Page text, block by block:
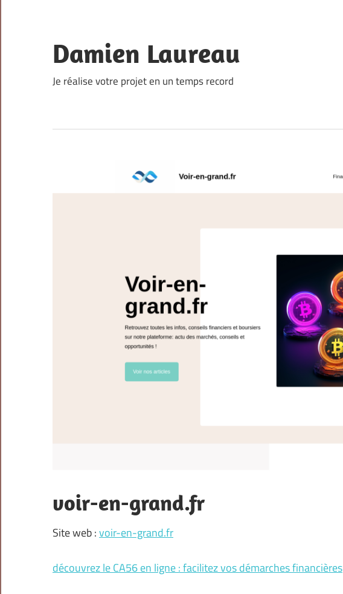
content
Damien Laureau
Je réalise votre projet en un temps record
voir-en-grand.fr
Site web :voir-en-grand.fr
découvrez le CA56 en ligne : facilitez vos démarches financières